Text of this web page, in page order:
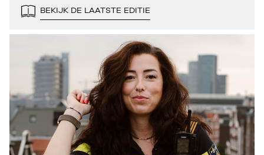
BEKIJK DE LAATSTE EDITIE